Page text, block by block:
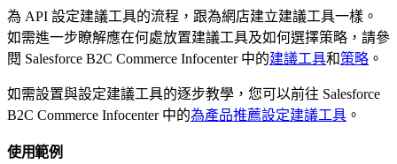
為 API 設定建議工具的流程，跟為網店建立建議工具一樣。
如需進一步瞭解應在何處放置建議工具及如何選擇策略，請參
閱 Salesforce B2C Commerce Infocenter 中的建議工具和策略 。
如需設置與設定建議工具的逐步教學，您可以前往 Salesforce
B2C Commerce Infocenter 中的為產品推薦設定建議工具 。
使用範例